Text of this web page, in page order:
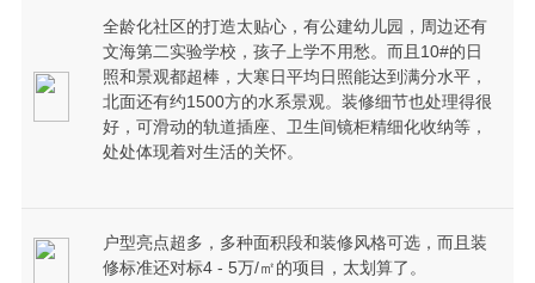
全龄化社区的打造太贴心，有公建幼儿园，周边还有
文海第二实验学校，孩子上学不用愁。而且10#的日
照和景观都超棒，大寒日平均日照能达到满分水平，
北面还有约1500方的水系景观。装修细节也处理得很
好，可滑动的轨道插座、卫生间镜柜精细化收纳等，
处处体现着对生活的关怀。
户型亮点超多，多种面积段和装修风格可选，而且装
修标准还对标4 - 5万/㎡的项目，太划算了。